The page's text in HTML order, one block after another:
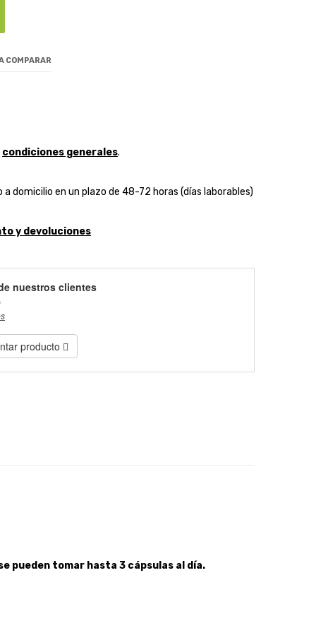
COMPARAR
condiciones generales.
domicilio en un plazo de 48-72 horas (días laborables)
y devoluciones
nuestros clientes
producto
pueden tomar hasta 3 cápsulas al día.